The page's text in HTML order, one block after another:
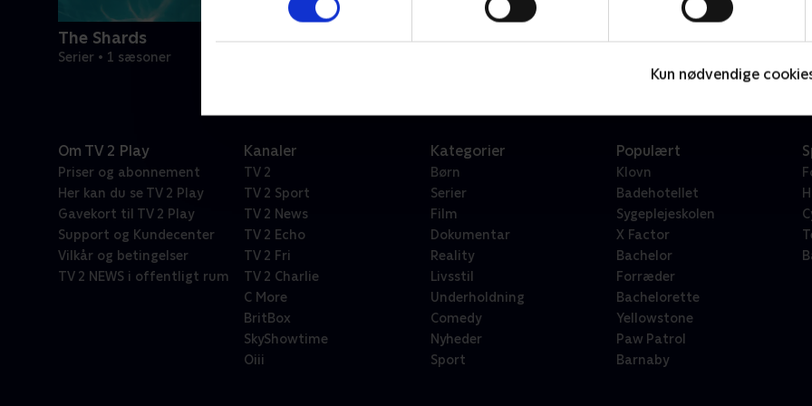
Kun nødvendige
The Shards
Serier • 1 sæsoner
Om TV 2 Play
Priser og abonnement
Her kan du se TV 2 Play
Gavekort til TV 2 Play
Support og Kundecenter
Vilkår og betingelser
TV 2 NEWS i offentligt rum
Kanaler
TV 2
TV 2 Sport
TV 2 News
TV 2 Echo
TV 2 Fri
TV 2 Charlie
C More
BritBox
SkyShowtime
Oiii
Kategorier
Børn
Serier
Film
Dokumentar
Reality
Livsstil
Underholdning
Comedy
Nyheder
Sport
Populært
Klovn
Badehotellet
Sygeplejeskolen
X Factor
Bachelor
Forræder
Bachelorette
Yellowstone
Paw Patrol
Barnaby